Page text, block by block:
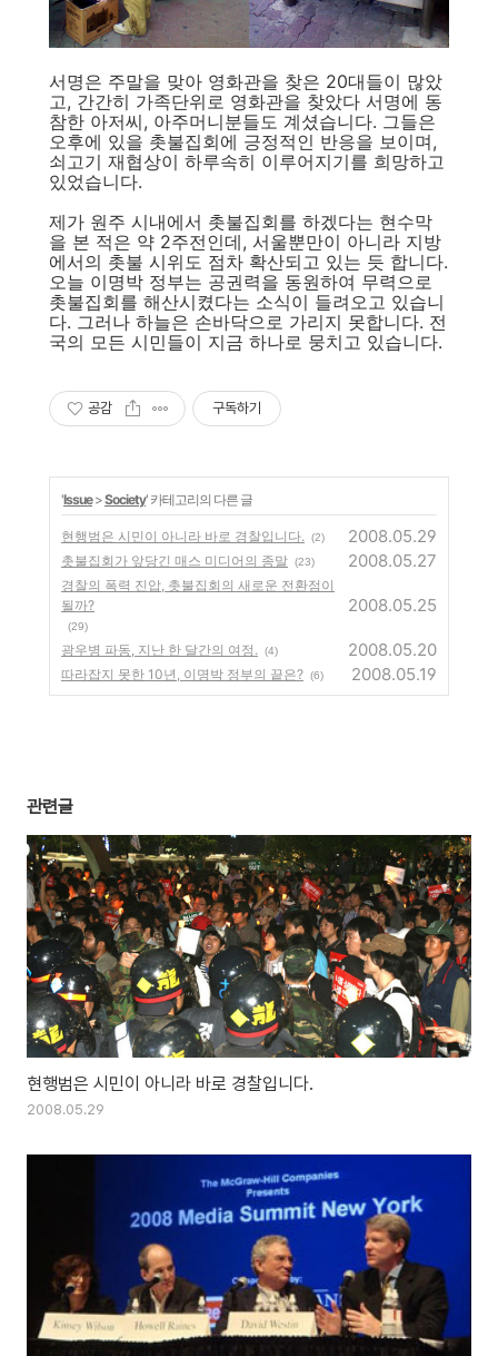
서명은 주말을 맞아 영화관을 찾은 20대들이 많았
고, 간간히 가족단위로 영화관을 찾았다 서명에 동
참한 아저씨, 아주머니분들도 계셨습니다. 그들은
오후에 있을 촛불집회에 긍정적인 반응을 보이며,
쇠고기 재협상이 하루속히 이루어지기를 희망하고
있었습니다.
제가 원주 시내에서 촛불집회를 하겠다는 현수막
을 본 적은 약 2주전인데, 서울뿐만이 아니라 지방
에서의 촛불 시위도 점차 확산되고 있는 듯 합니다.
오늘 이명박 정부는 공권력을 동원하여 무력으로
촛불집회를 해산시켰다는 소식이 들려오고 있습니
다. 그러나 하늘은 손바닥으로 가리지 못합니다. 전
국의 모든 시민들이 지금 하나로 뭉치고 있습니다.
공감 구독하기
'Issue>Society' 카테고리의 다른 글
현행범은 시민이 아니라 바로 경찰입니다. (2) 2008.05.29
촛불집회가 앞당긴 매스 미디어의 종말 (23) 2008.05.27
경찰의 폭력 진압, 촛불집회의 새로운 전환점이
될까?
(29)
2008.05.25
광우병 파동, 지난 한 달간의 여정. (4) 2008.05.20
따라잡지 못한 10년, 이명박 정부의 끝은? (6) 2008.05.19
관련글
현행범은 시민이 아니라 바로 경찰입니다.
2008.05.29